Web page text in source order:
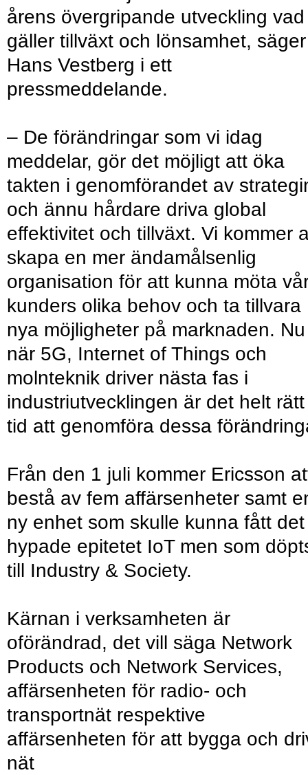
årens övergripande utveckling vad
gäller tillväxt och lönsamhet, säger
Hans Vestberg i ett
pressmeddelande.
– De förändringar som vi idag
meddelar, gör det möjligt att öka
takten i genomförandet av
och ännu hårdare driva global
effektivitet och tillväxt. Vi kommer
skapa en mer ändamålsenlig
organisation för att kunna möta
kunders olika behov och ta tillvara
nya möjligheter på marknaden. Nu
när 5G, Internet of Things och
molnteknik driver nästa fas i
industriutvecklingen är det helt rätt
tid att genomföra dessa
Från den 1 juli kommer Ericsson
bestå av fem affärsenheter samt
ny enhet som skulle kunna fått det
hypade epitetet IoT men som
till Industry & Society.
Kärnan i verksamheten är
oförändrad, det vill säga Network
Products och Network Services,
affärsenheten för radio- och
transportnät respektive
affärsenheten för att bygga och
nät